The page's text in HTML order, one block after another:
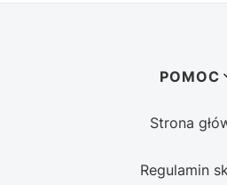
POMOC
Strona
Regulamin